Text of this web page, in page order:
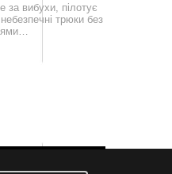
за вибухи, пілотує
трюки без